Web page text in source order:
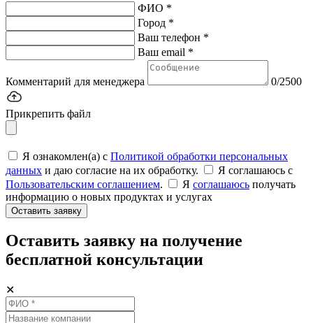
ФИО *
Город *
Ваш телефон *
Ваш email *
Комментарий для менеджера 0/2500
Прикрепить файл
Я ознакомлен(а) с Политикой обработки персональных
данных и даю согласие на их обработку.
Я соглашаюсь c
Пользовательским соглашением. Я соглашаюсь получать
информацию о новых продуктах и услугах
Оставить заявку
Оставить заявку на получение
бесплатной консультации
✕